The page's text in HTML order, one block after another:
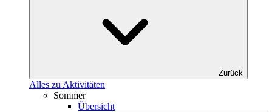
Zurück
Alles zu Aktivitäten
Sommer
Übersicht